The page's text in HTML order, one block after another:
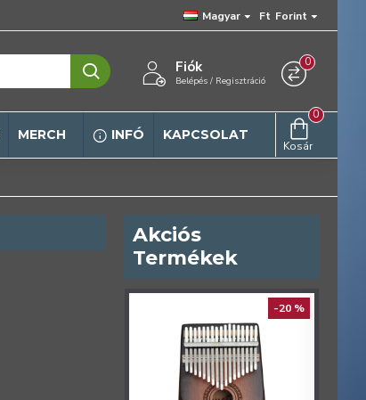
Magyar Ft Forint
Fiók
Belépés / Regisztráció
0
MERCH INFÓ KAPCSOLAT
Kosár
0
Akciós
Termékek
-20 %